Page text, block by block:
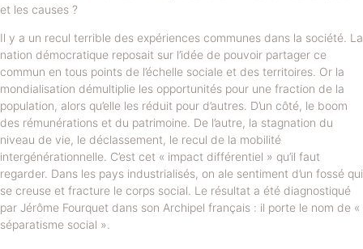
et les causes ?
Il y a un recul terrible des expériences communes dans la société. La
nation démocratique reposait sur l’idée de pouvoir partager ce
commun en tous points de l’échelle sociale et des territoires. Or la
mondialisation démultiplie les opportunités pour une fraction de la
population, alors qu’elle les réduit pour d’autres. D’un côté, le boom
des rémunérations et du patrimoine. De l’autre, la stagnation du
niveau de vie, le déclassement, le recul de la mobilité
intergénérationnelle. C’est cet « impact différentiel » qu’il faut
regarder. Dans les pays industrialisés, on ale sentiment d’un fossé qui
se creuse et fracture le corps social. Le résultat a été diagnostiqué
par Jérôme Fourquet dans son Archipel français : il porte le nom de «
séparatisme social ».